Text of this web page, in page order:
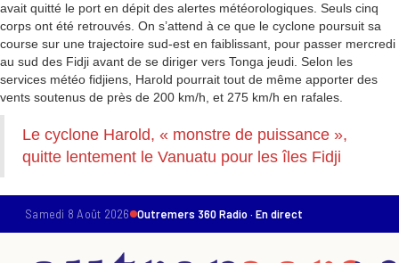
avait quitté le port en dépit des alertes météorologiques. Seuls cinq
corps ont été retrouvés. On s’attend à ce que le cyclone poursuit sa
course sur une trajectoire sud-est en faiblissant, pour passer mercredi
au sud des Fidji avant de se diriger vers Tonga jeudi. Selon les
services météo fidjiens, Harold pourrait tout de même apporter des
vents soutenus de près de 200 km/h, et 275 km/h en rafales.
Le cyclone Harold, « monstre de puissance »,
quitte lentement le Vanuatu pour les îles Fidji